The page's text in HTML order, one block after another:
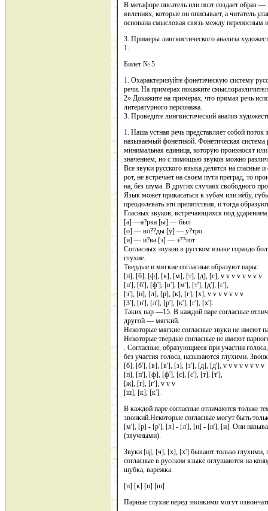
В метафоре писатель или поэт создает образ
явлениях, которые он описывает, а читатель
основана смысловая связь между переносным
3. Примеры лингвистического анализа
1.
Билет № 5
1. Охарактеризуйте фонетическую систему
речи. На примерах покажите
2» Докажите на примерах, что прямая речь
литературного персонажа.
3. Проведите лингвистический анализ
1. Наша устная речь представляет собой
называемый фонетикой. Фонетическая
минимальная единица, которую произносят
значением, но с помощью звуков можно
Все звуки русского языка делятся на гласные
рот, не встречает на своем пути преград, то
на, без шума. В других случаях свободного
Язык может прикасаться к зубам или нёбу,
преодолевать эти препятствия, и тогда
Гласных звуков, встречающихся под
[а] —а?рка [ы] — был
[о] — во??ды [у] — у?тро
[и] — и?ва [э] — э??тот
Согласных звуков в русском языке гораздо
глухие.
Твердые и мягкие согласные образуют пары:
[п], [б], [ф], [в], [м], [т], [д], [с], v v v v v v v v
[п'], [б'], [ф'], [в'], [м'], [т'], [д'], [с'],
[з'], [н], [л], [р], [к], [г], [х], v v v v v v v
[3'], [н'], [л'], [р'], [к'], [г'], [х'].
Таких пар —15. В каждой паре согласные
другой — мягкий.
Некоторые мягкие согласные звуки не имеют
Некоторые твердые согласные не имеют
. Согласные, образующиеся при участии
без участия голоса, называются глухими.
[б], [б'], [в], [в'], [з], [з'], [д], [д'], v v v v v v v v
[п], [п'], [ф], [ф'], [с], [с'], [т], [т'],
[ж], [г], [г'], v v v
[ш], [к], [к'].
В каждой паре согласные отличаются только
звонкий.Некоторые согласные могут быть
[м'], [р] - [р'], [л] - [л'], [н] - [н'], [и]. Они
(звучными).
Звуки [ц], [ч], [х], [х'] бывают только глухими,
согласные в русском языке оглушаются на
шубка, варежка.
[п] [к] [п] [ш]
Парные глухие перед звонкими могут